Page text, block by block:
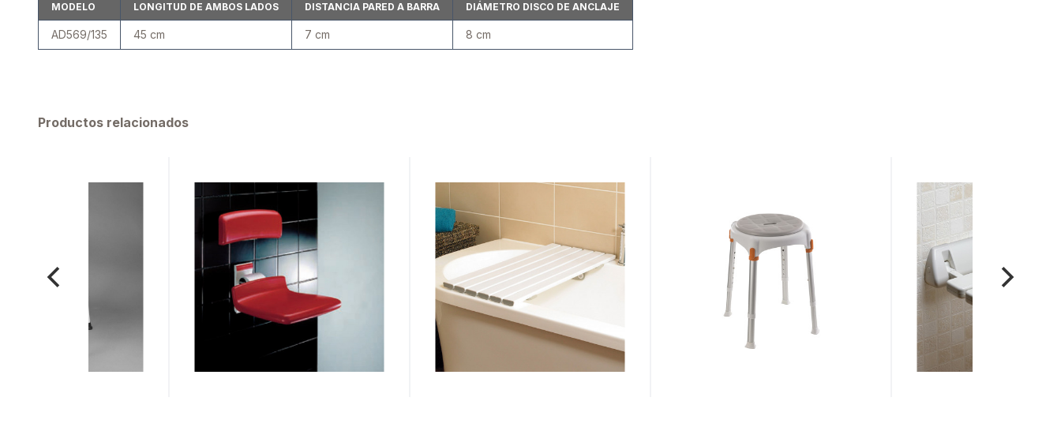
MODELO LONGITUD DE AMBOS LADOS DISTANCIA PARED A BARRA DIÁMETRO DISCO DE ANCLAJE
AD569/135 45 cm 7 cm 8 cm
Productos relacionados